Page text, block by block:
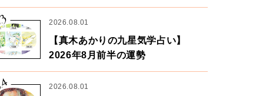
ん×漫画家・鶴谷香央理さん
2026.08.01
【真木あかりの九星気学占い】
2026年8月前半の運勢
2026.08.01